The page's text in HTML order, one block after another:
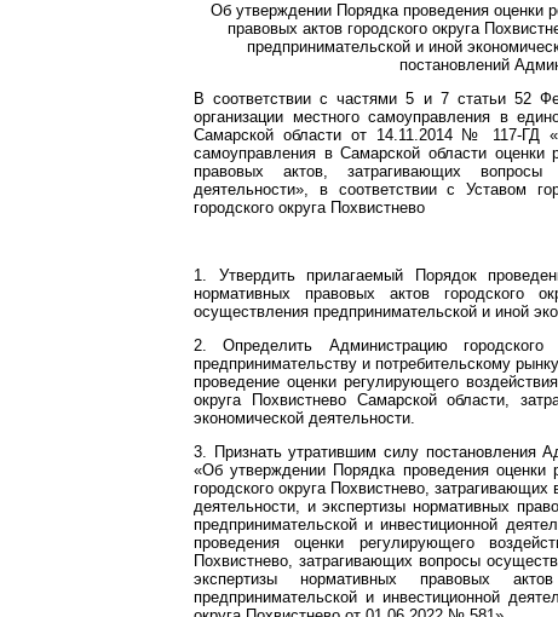
Об утверждении Порядка проведения оценки
правовых актов городского округа
предпринимательской и иной
постановлений
В соответствии с частями 5 и 7 статьи 52
организации местного самоуправления в
Самарской области от 14.11.2014 № 117-ГД
самоуправления в Самарской области оценки
правовых актов, затрагивающих вопросы
деятельности», в соответствии с Уставом
городского округа Похвистнево
1. Утвердить прилагаемый Порядок
нормативных правовых актов городского
осуществления предпринимательской и иной
2. Определить Администрацию
предпринимательству и потребительскому
проведение оценки регулирующего
округа Похвистнево Самарской области,
экономической деятельности.
3. Признать утратившим силу постановления
«Об утверждении Порядка проведения оценки
городского округа Похвистнево,
деятельности, и экспертизы нормативных
предпринимательской и инвестиционной
проведения оценки регулирующего
Похвистнево, затрагивающих вопросы
экспертизы нормативных правовых
предпринимательской и инвестиционной